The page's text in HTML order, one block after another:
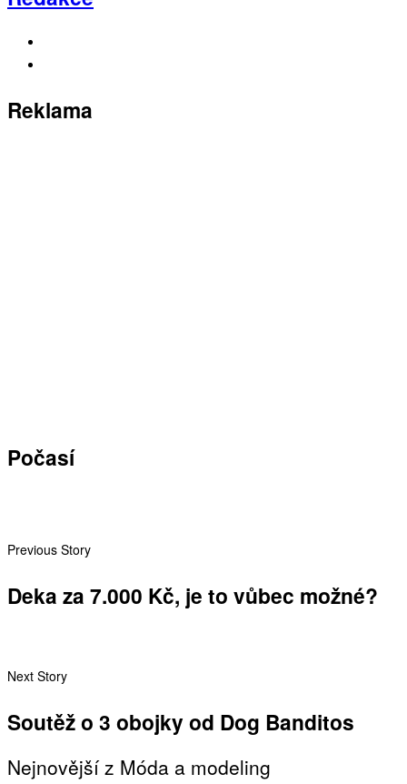
Reklama
Počasí
Previous Story
Deka za 7.000 Kč, je to vůbec možné?
Next Story
Soutěž o 3 obojky od Dog Banditos
Nejnovější z Móda a modeling